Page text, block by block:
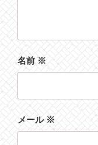
名前※
メール※